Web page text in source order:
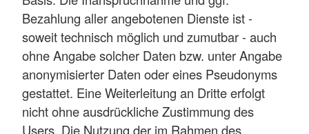
Bezahlung aller angebotenen Dienste ist -
soweit technisch möglich und zumutbar - auch
ohne Angabe solcher Daten bzw. unter Angabe
anonymisierter Daten oder eines Pseudonyms
gestattet. Eine Weiterleitung an Dritte erfolgt
nicht ohne ausdrückliche Zustimmung des
Users. Die Nutzung der im Rahmen des